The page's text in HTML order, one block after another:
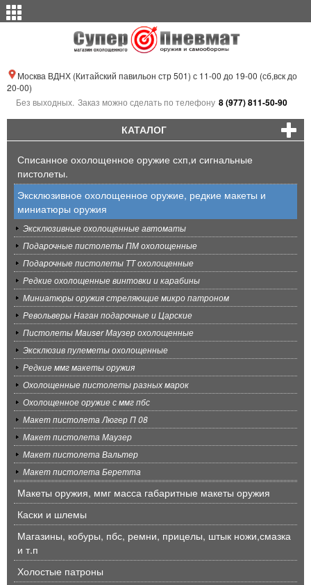
Москва ВДНХ (Китайский павильон стр 501) с 11-00 до 19-00 (сб,вск до
20-00)
Без выходных. Заказ можно сделать по телефону 8 (977) 811-50-90
КАТАЛОГ
Списанное охолощенное оружие схп,и сигнальные
пистолеты.
Эксклюзивное охолощенное оружие, редкие макеты и
миниатюры оружия
Эксклюзивные охолощенные автоматы
Подарочные пистолеты ПМ охолощенные
Подарочные пистолеты ТТ охолощенные
Редкие охолощенные винтовки и карабины
Миниатюры оружия стреляющие микро патроном
Револьверы Наган подарочные и Царские
Пистолеты Mauser Маузер охолощенные
Эксклюзив пулеметы охолощенные
Редкие ммг макеты оружия
Охолощенные пистолеты разных марок
Охолощенное оружие с ммг пбс
Макет пистолета Люгер П 08
Макет пистолета Маузер
Макет пистолета Вальтер
Макет пистолета Беретта
Макеты оружия, ммг масса габаритные макеты оружия
Каски и шлемы
Магазины, кобуры, пбс, ремни, прицелы, штык ножи,смазка
и т.п
Холостые патроны